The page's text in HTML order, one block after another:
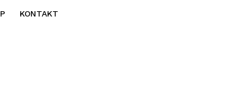
KONTAKT